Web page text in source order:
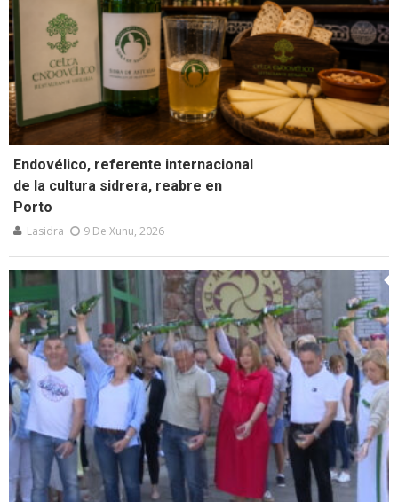
Endovélico, referente internacional
de la cultura sidrera, reabre en
Porto
Lasidra 9 De Xunu, 2026